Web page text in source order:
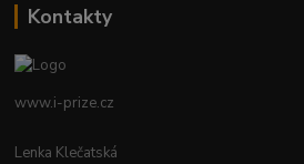
Kontakty
www.i-prize.cz
Lenka Klečatská